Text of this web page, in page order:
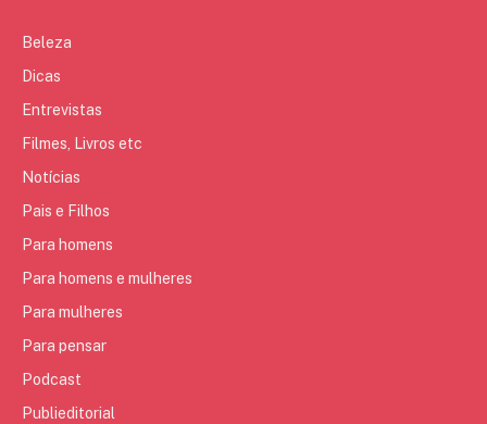
Beleza
Dicas
Entrevistas
Filmes, Livros etc
Notícias
Pais e Filhos
Para homens
Para homens e mulheres
Para mulheres
Para pensar
Podcast
Publieditorial